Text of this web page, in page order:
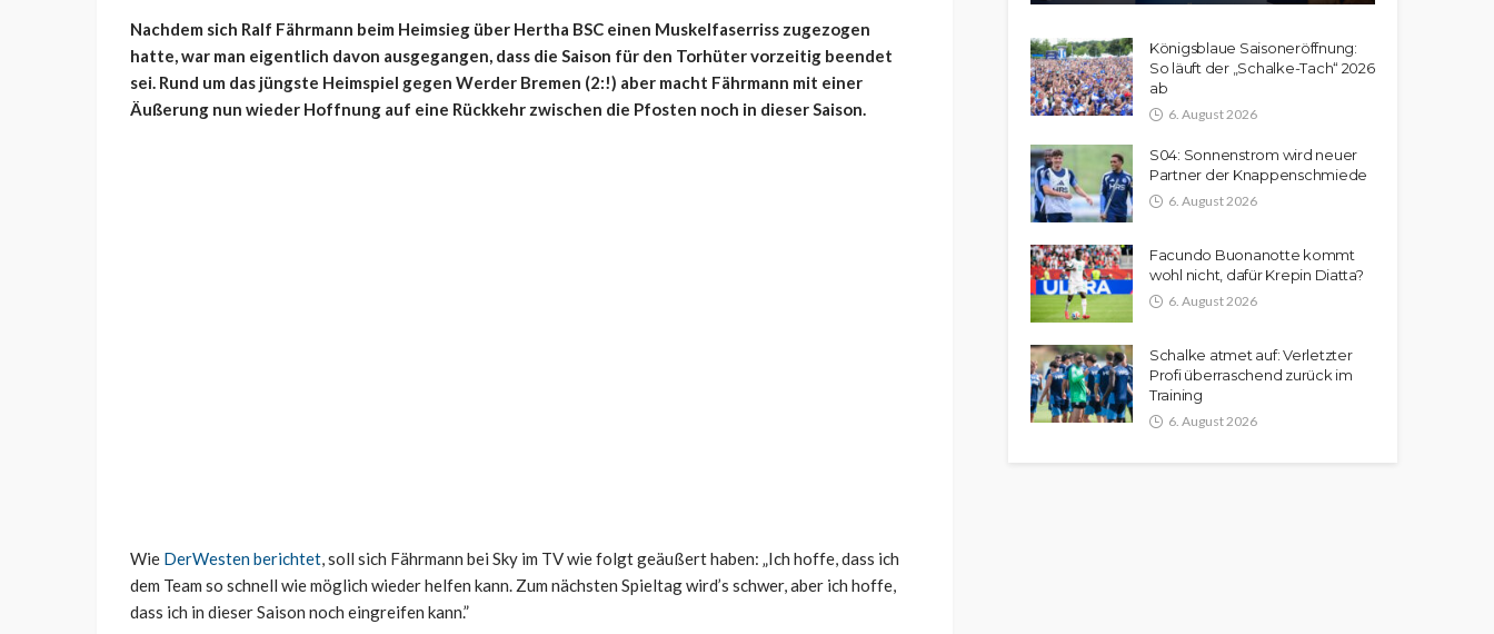
Nachdem sich Ralf Fährmann beim Heimsieg über Hertha BSC einen Muskelfaserriss zugezogen
hatte, war man eigentlich davon ausgegangen, dass die Saison für den Torhüter vorzeitig beendet
sei. Rund um das jüngste Heimspiel gegen Werder Bremen (2:!) aber macht Fährmann mit einer
Äußerung nun wieder Hoffnung auf eine Rückkehr zwischen die Pfosten noch in dieser Saison.
Wie DerWesten berichtet, soll sich Fährmann bei Sky im TV wie folgt geäußert haben: „Ich hoffe, dass ich
dem Team so schnell wie möglich wieder helfen kann. Zum nächsten Spieltag wird’s schwer, aber ich hoffe,
dass ich in dieser Saison noch eingreifen kann.”
Königsblaue Saisoneröffnung:
So läuft der „Schalke-Tach“ 2026
ab
6. August 2026
S04: Sonnenstrom wird neuer
Partner der Knappenschmiede
6. August 2026
Facundo Buonanotte kommt
wohl nicht, dafür Krepin Diatta?
6. August 2026
Schalke atmet auf: Verletzter
Profi überraschend zurück im
Training
6. August 2026